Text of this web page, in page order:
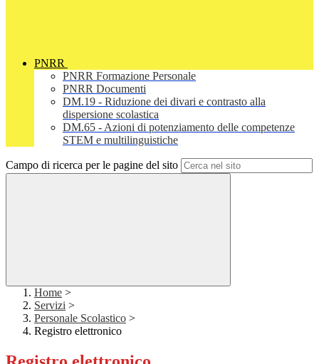
PNRR
PNRR Formazione Personale
PNRR Documenti
DM.19 - Riduzione dei divari e contrasto alla
dispersione scolastica
DM.65 - Azioni di potenziamento delle competenze
STEM e multilinguistiche
Campo di ricerca per le pagine del sito
Home >
Servizi >
Personale Scolastico >
Registro elettronico